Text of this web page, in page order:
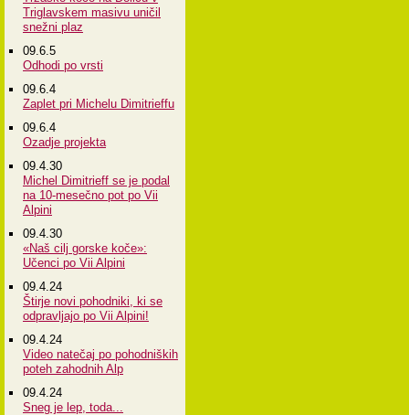
Triglavskem masivu uničil
snežni plaz
09.6.5
Odhodi po vrsti
09.6.4
Zaplet pri Michelu Dimitrieffu
09.6.4
Ozadje projekta
09.4.30
Michel Dimitrieff se je podal
na 10-mesečno pot po Vii
Alpini
09.4.30
«Naš cilj gorske koče»:
Učenci po Vii Alpini
09.4.24
Štirje novi pohodniki, ki se
odpravljajo po Vii Alpini!
09.4.24
Video natečaj po pohodniških
poteh zahodnih Alp
09.4.24
Sneg je lep, toda...